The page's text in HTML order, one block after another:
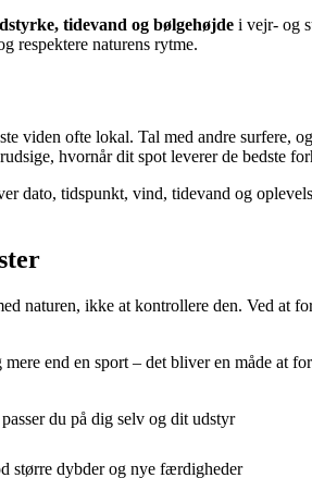
tidevand og bølgehøjde i vejr- og
respektere naturens rytme.
viden ofte lokal. Tal med andre
hvornår dit spot leverer de bedste
dato, tidspunkt, vind, tidevand og
naturen, ikke at kontrollere den. Ved
end en sport – det bliver en måde at
du på dig selv og dit udstyr
større dybder og nye færdigheder